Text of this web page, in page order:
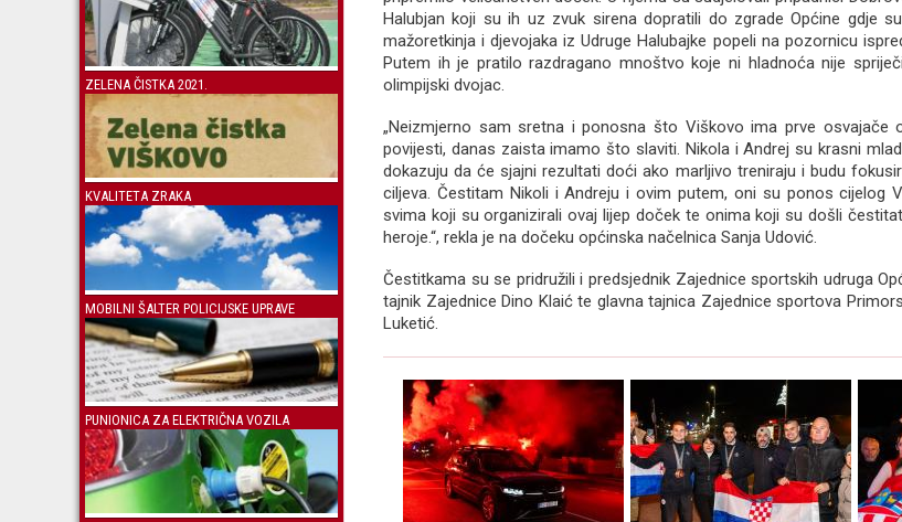
ZELENA ČISTKA 2021.
KVALITETA ZRAKA
MOBILNI ŠALTER POLICIJSKE UPRAVE
PUNIONICA ZA ELEKTRIČNA VOZILA
Halubjan koji su ih uz zvuk sirena dopratili do zgrade Općine gdje
mažoretkinja i djevojaka iz Udruge Halubajke popeli na pozornicu
Putem ih je pratilo razdragano mnoštvo koje ni hladnoća nije
olimpijski dvojac.
„Neizmjerno sam sretna i ponosna što Viškovo ima prve osvajače
povijesti, danas zaista imamo što slaviti. Nikola i Andrej su krasni
dokazuju da će sjajni rezultati doći ako marljivo treniraju i budu
ciljeva. Čestitam Nikoli i Andreju i ovim putem, oni su ponos cijelog
svima koji su organizirali ovaj lijep doček te onima koji su došli
heroje.“, rekla je na dočeku općinska načelnica Sanja Udović.
Čestitkama su se pridružili i predsjednik Zajednice sportskih udruga
tajnik Zajednice Dino Klaić te glavna tajnica Zajednice sportova
Luketić.